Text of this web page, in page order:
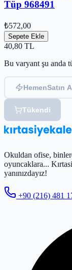
Tüp 968491
₺572,00
Sepete Ekle
40,80 TL
Bu varyant şu anda
HemenSatın
Tükendi
Okuldan ofise,
oyuncaklara...
yanınızdayız!
+90 (216) 481